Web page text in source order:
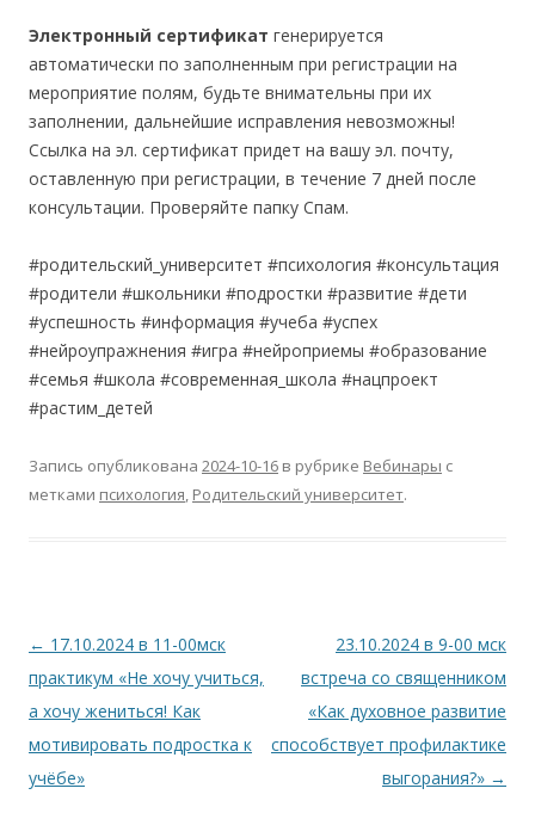
Электронный сертификат генерируется
автоматически по заполненным при регистрации на
мероприятие полям, будьте внимательны при их
заполнении, дальнейшие исправления невозможны!
Ссылка на эл. сертификат придет на вашу эл. почту,
оставленную при регистрации, в течение 7 дней после
консультации. Проверяйте папку Спам.
#родительский_университет #психология #консультация
#родители #школьники #подростки #развитие #дети
#успешность #информация #учеба #успех
#нейроупражнения #игра #нейроприемы #образование
#семья #школа #современная_школа #нацпроект
#растим_детей
Запись опубликована 2024-10-16 в рубрике Вебинары с
метками психология, Родительский университет.
Навигация
по
записям
← 17.10.2024 в 11-00мск
практикум «Не хочу учиться,
а хочу жениться! Как
мотивировать подростка к
учёбе»
23.10.2024 в 9-00 мск
встреча со священником
«Как духовное развитие
способствует профилактике
выгорания?» →